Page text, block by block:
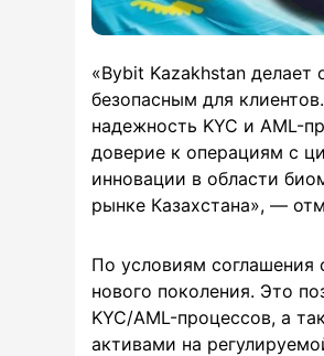
«Bybit Kazakhstan
безопасным для
надежность KYC и AML-
доверие к операциям с
инновации в области
рынке Казахстана», —
По условиям соглашения
нового поколения. Это
KYC/AML-процессов, а
активами на